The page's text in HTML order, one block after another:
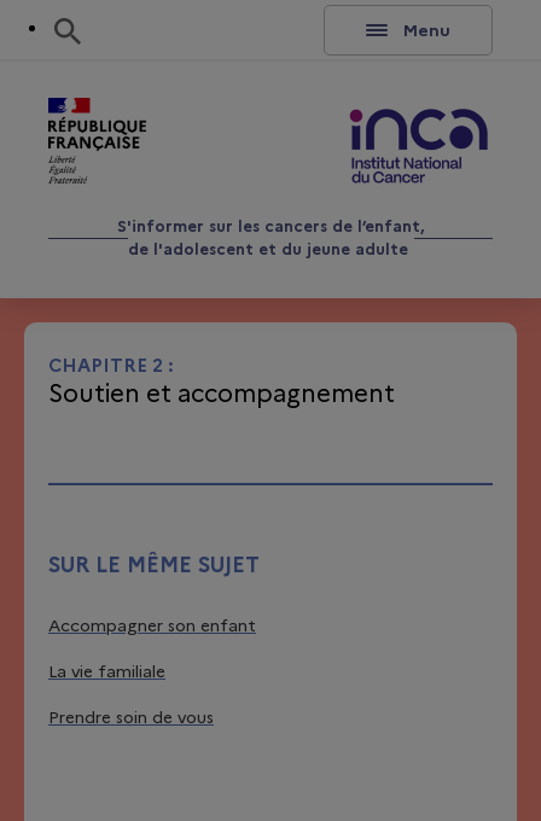
S'informer sur les cancers de l’enfant,
de l'adolescent et du jeune adulte
Menu
CHAPITRE 2 :
Soutien et accompagnement
SUR LE MÊME SUJET
Accompagner son enfant
La vie familiale
Prendre soin de vous